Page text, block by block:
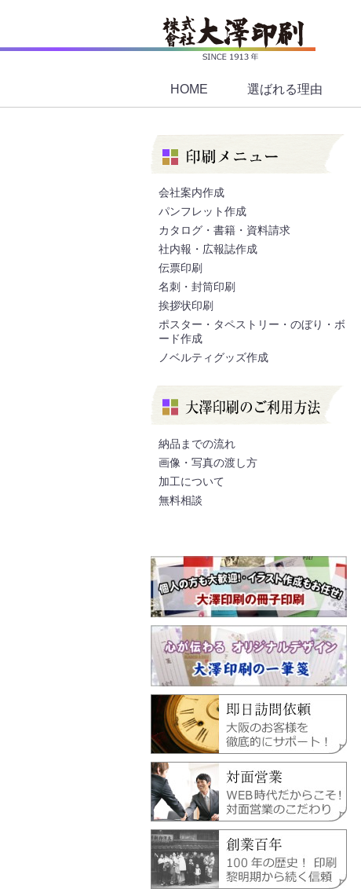
HOME 選ばれる理由
会社案内作成
パンフレット作成
カタログ・書籍・資料請求
社内報・広報誌作成
伝票印刷
名刺・封筒印刷
挨拶状印刷
ポスター・タペストリー・のぼり・ボ
ード作成
ノベルティグッズ作成
納品までの流れ
画像・写真の渡し方
加工について
無料相談